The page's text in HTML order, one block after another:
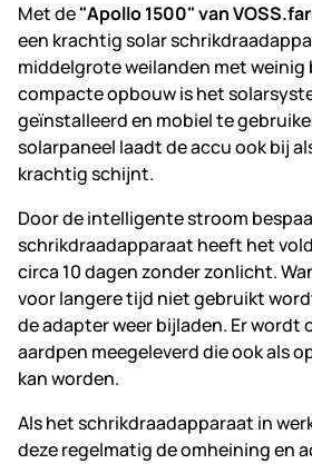
Met de"Apollo 1500" van
een krachtig solar
middelgrote weilanden met weinig
compacte opbouw is het
geïnstalleerd en mobiel te
solarpaneel laadt de accu ook bij
krachtig schijnt.
Door de intelligente stroom
schrikdraadapparaat heeft het
circa 10 dagen zonder zonlicht.
voor langere tijd niet gebruikt
de adapter weer bijladen. Er wordt
aardpen meegeleverd die ook als
kan worden.
Als het schrikdraadapparaat in
deze regelmatig de omheining en